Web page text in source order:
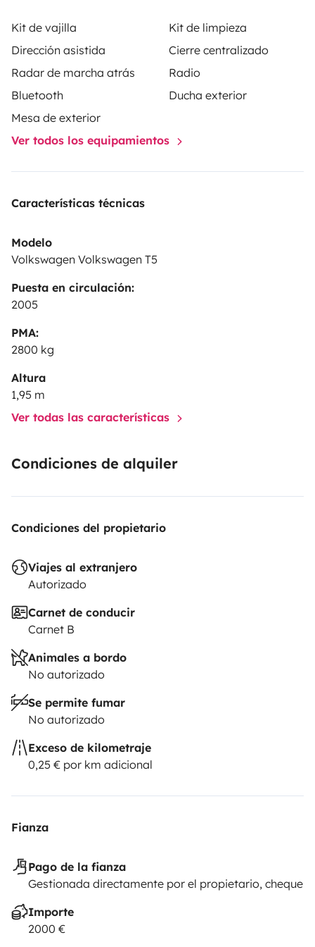
Kit de vajilla
Kit de limpieza
Dirección asistida
Cierre centralizado
Radar de marcha atrás
Radio
Bluetooth
Ducha exterior
Mesa de exterior
Ver todos los equipamientos
Características técnicas
Modelo
Volkswagen Volkswagen T5
Puesta en circulación:
2005
PMA:
2800 kg
Altura
1,95 m
Ver todas las características
Condiciones de alquiler
Condiciones del propietario
Viajes al extranjero
Autorizado
Carnet de conducir
Carnet B
Animales a bordo
No autorizado
Se permite fumar
No autorizado
Exceso de kilometraje
0,25 € por km adicional
Fianza
Pago de la fianza
Gestionada directamente por el propietario, cheque
Importe
2000 €